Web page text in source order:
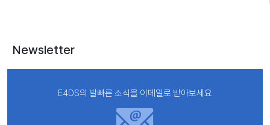
Newsletter
E4DS의 발빠른 소식을 이메일로 받아보세요